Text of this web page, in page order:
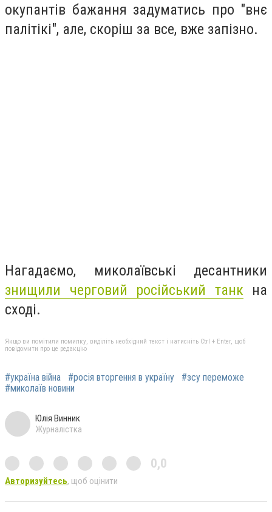
окупантів бажання задуматись про "внє
палітікі", але, скоріш за все, вже запізно.
Нагадаємо, миколаївські десантники
знищили черговий російський танк на
сході.
Якщо ви помітили помилку, виділіть необхідний текст і натисніть Ctrl + Enter, щоб
повідомити про це редакцію
#україна війна #росія вторгення в україну
#зсу переможе
#миколаїв новини
Юлія Винник
Журналістка
0,0
Авторизуйтесь, щоб оцінити